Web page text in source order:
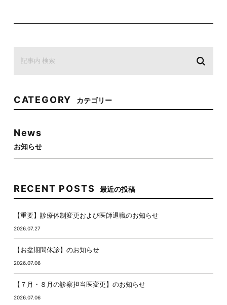
CATEGORY カテゴリー
News
お知らせ
RECENT POSTS 最近の投稿
【重要】診療体制変更および医師退職のお知らせ
2026.07.27
【お盆期間休診】のお知らせ
2026.07.06
【７月・８月の診察担当医変更】のお知らせ
2026.07.06